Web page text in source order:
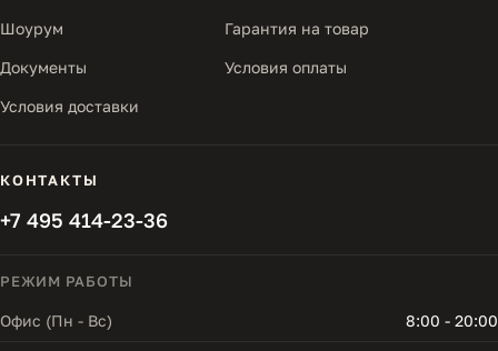
Шоурум Гарантия на товар
Документы Условия оплаты
Условия доставки
КОНТАКТЫ
+7 495 414-23-36
РЕЖИМ РАБОТЫ
Офис (Пн - Вс) 8:00 - 20:00